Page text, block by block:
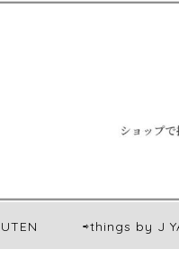
⇨things by J